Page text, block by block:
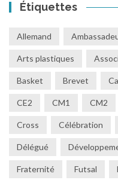
Étiquettes
Allemand
Arts plastiques
Basket Brevet
CE2 CM1 CM2
Cross Célébration
Délégué
Fraternité Futsal